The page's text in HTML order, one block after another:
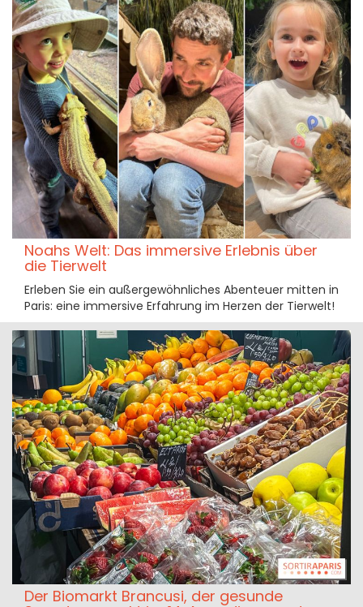
Noahs Welt: Das immersive Erlebnis über
die Tierwelt
Erleben Sie ein außergewöhnliches Abenteuer mitten in
Paris: eine immersive Erfahrung im Herzen der Tierwelt!
Der Biomarkt Brancusi, der gesunde